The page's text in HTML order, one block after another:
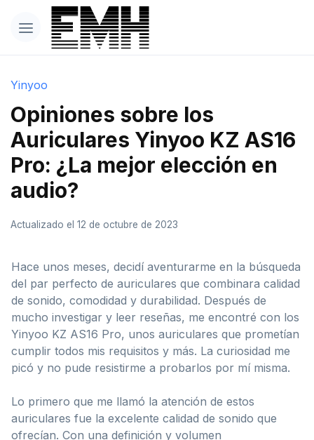
Yinyoo
Opiniones sobre los
Auriculares Yinyoo KZ AS16
Pro: ¿La mejor elección en
audio?
Actualizado el 12 de octubre de 2023
Hace unos meses, decidí aventurarme en la búsqueda
del par perfecto de auriculares que combinara calidad
de sonido, comodidad y durabilidad. Después de
mucho investigar y leer reseñas, me encontré con los
Yinyoo KZ AS16 Pro, unos auriculares que prometían
cumplir todos mis requisitos y más. La curiosidad me
picó y no pude resistirme a probarlos por mí misma.
Lo primero que me llamó la atención de estos
auriculares fue la excelente calidad de sonido que
ofrecían. Con una definición y volumen